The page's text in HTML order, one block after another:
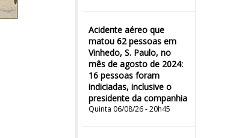
Acidente aéreo que
matou 62 pessoas em
Vinhedo, S. Paulo, no
mês de agosto de 2024:
16 pessoas foram
indiciadas, inclusive o
presidente da companhia
Quinta 06/08/26 - 20h45